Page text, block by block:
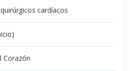
cardíacos
Corazón